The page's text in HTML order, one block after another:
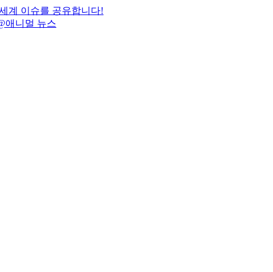
계 이슈를 공유합니다!
애니멀 뉴스